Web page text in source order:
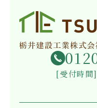
[受付時間